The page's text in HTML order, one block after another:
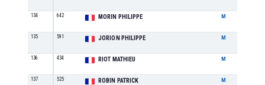
134 642 MORIN PHILIPPE M
135 591 JORION PHILIPPE M
136 434 RIOT MATHIEU M
137 525 ROBIN PATRICK M